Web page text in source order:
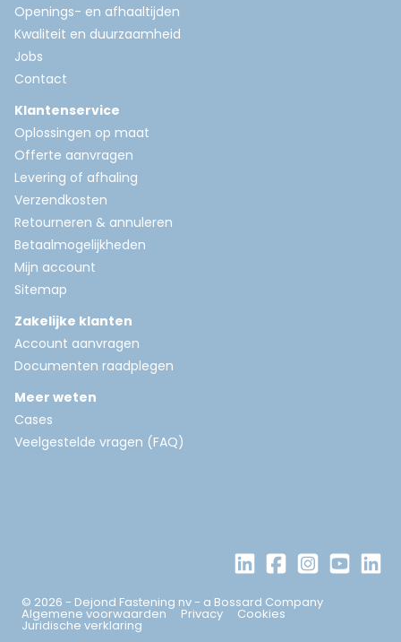
Openings- en afhaaltijden
Kwaliteit en duurzaamheid
Jobs
Contact
Klantenservice
Oplossingen op maat
Offerte aanvragen
Levering of afhaling
Verzendkosten
Retourneren & annuleren
Betaalmogelijkheden
Mijn account
Sitemap
Zakelijke klanten
Account aanvragen
Documenten raadplegen
Meer weten
Cases
Veelgestelde vragen (FAQ)
© 2026 - Dejond Fastening nv - a Bossard Company
Algemene voorwaarden Privacy Cookies
Juridische verklaring